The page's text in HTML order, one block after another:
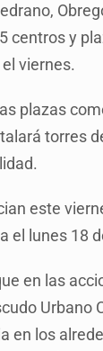
centros y
viernes.
plazas
torres
este
el lunes 18
en las
Urbano
en los